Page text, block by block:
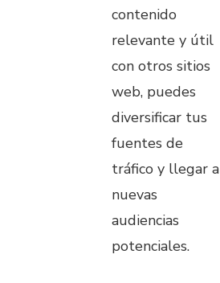
contenido
relevante y útil
con otros sitios
web, puedes
diversificar tus
fuentes de
tráfico y llegar a
nuevas
audiencias
potenciales.